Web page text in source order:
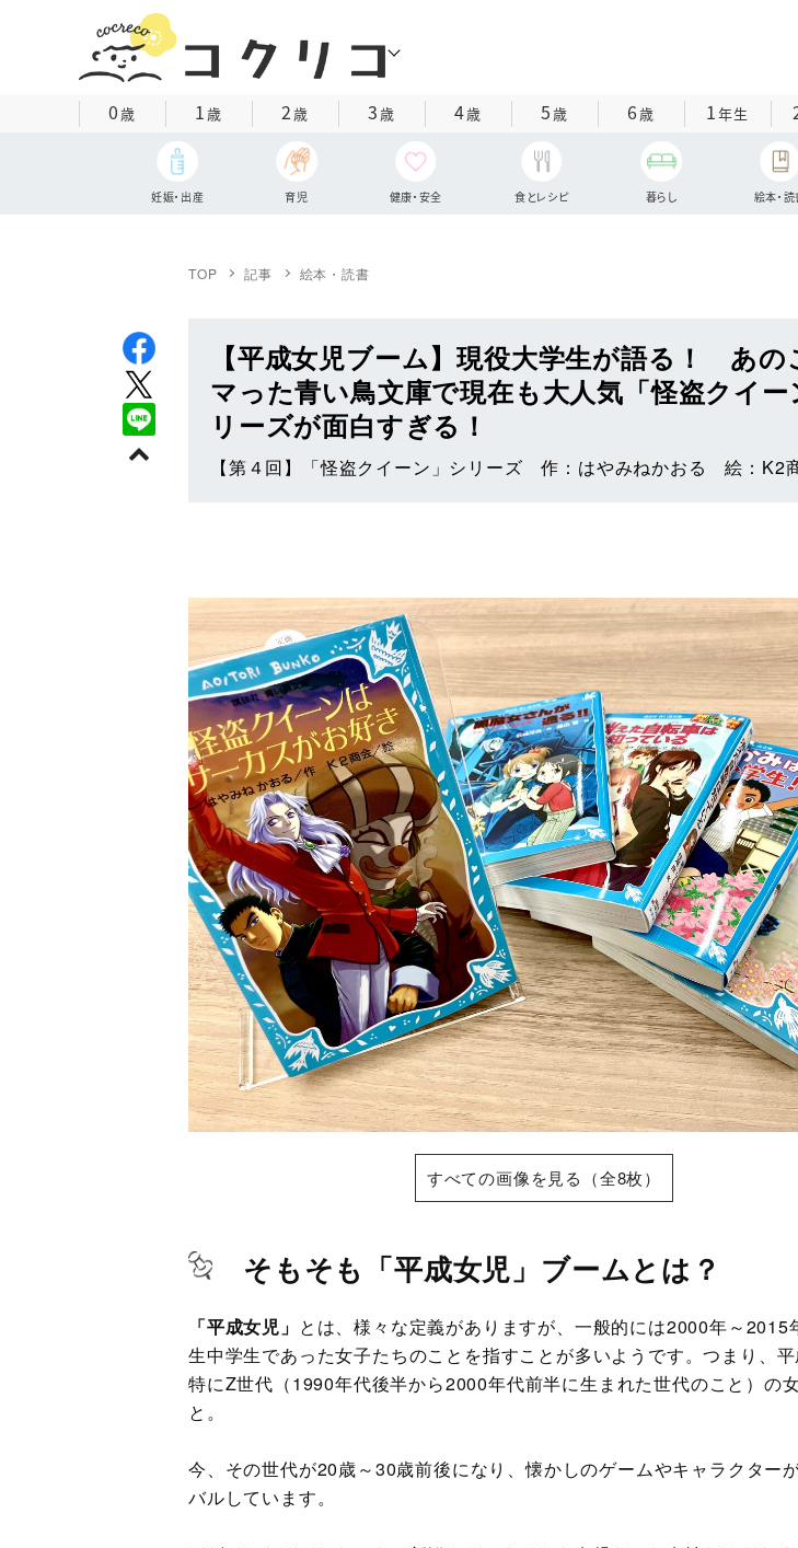
0歳 1歳 2歳 3歳 4歳 5歳 6歳 1年生
妊娠・出産 育児 健康・安全 食とレシピ 暮らし 絵本・読
TOP 記事 絵本・読書
【平成女児ブーム】現役大学生が語る！ あの
マった青い鳥文庫で現在も大人気「怪盗クイー
リーズが面白すぎる！
【第４回】「怪盗クイーン」シリーズ 作：はやみねかおる 絵：K2
すべての画像を見る（全8枚）
そもそも「平成女児」ブームとは？
「平成女児」 とは、様々な定義がありますが、一般的には2000年～2015
生中学生であった女子たちのことを指すことが多いようです。つまり、平
特にZ世代（1990年代後半から2000年代前半に生まれた世代のこと）の
と。
今、その世代が20歳～30歳前後になり、懐かしのゲームやキャラクター
バルしています。